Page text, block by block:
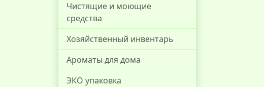
Чистящие и моющие
средства
Хозяйственный инвентарь
Ароматы для дома
ЭКО упаковка